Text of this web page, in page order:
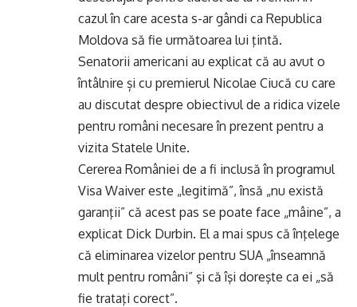
cazul în care acesta s-ar gândi ca Republica
Moldova să fie următoarea lui ţintă.
Senatorii americani au explicat că au avut o
întâlnire și cu premierul Nicolae Ciucă cu care
au discutat despre obiectivul de a ridica vizele
pentru români necesare în prezent pentru a
vizita Statele Unite.
Cererea României de a fi inclusă în programul
Visa Waiver este „legitimă”, însă „nu există
garanţii” că acest pas se poate face „mâine”, a
explicat Dick Durbin. El a mai spus că înţelege
că eliminarea vizelor pentru SUA „înseamnă
mult pentru români” şi că îşi doreşte ca ei „să
fie trataţi corect”.